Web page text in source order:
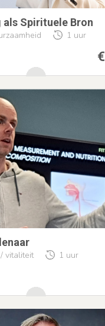
Spirituele Bron
1 uur
vitaliteit 1 uur